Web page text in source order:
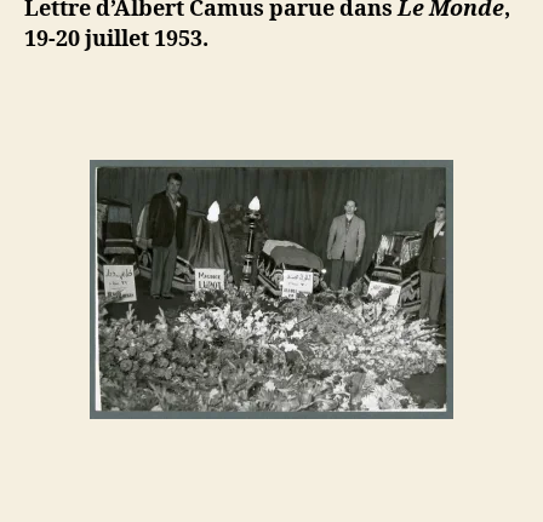
Lettre d’Albert Camus parue dansLe Monde,
19-20 juillet 1953.